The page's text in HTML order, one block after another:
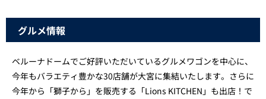
グルメ情報
ベルーナドームでご好評いただいているグルメワゴンを中心に、
今年もバラエティ豊かな30店舗が大宮に集結いたします。さらに
今年から「獅子から」を販売する「Lions KITCHEN」も出店！で